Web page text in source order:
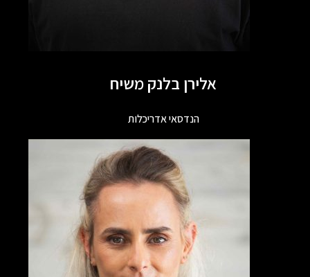
אלירן בלנק משיח
הנדסאי אדריכלות